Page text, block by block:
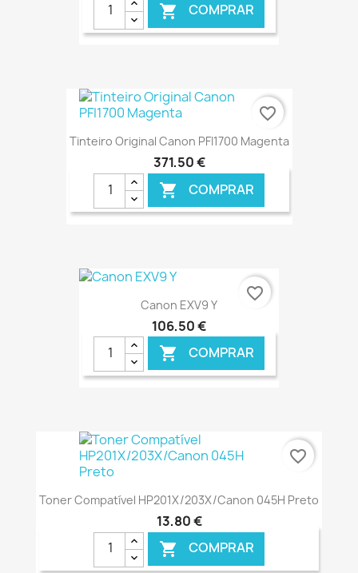
 COMPRAR
€ ONLINE
Tinteiro Original Canon PFI1700 Magenta
371,50 €
 COMPRAR
favorite_border
Canon EXV9 Y
106,50 €
 COMPRAR
€ ONLINE
favorite_border
Toner Compatível HP201X/203X/Canon 045H Preto
13,80 €
 COMPRAR
favorite_border